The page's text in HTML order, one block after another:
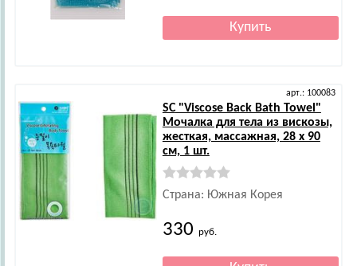
арт.: 100083
SC"Viscose Back Bath Towel"
Мочалка для тела из вискозы,
жесткая, массажная, 28 х 90
см, 1 шт.
Страна: Южная Корея
330 руб.